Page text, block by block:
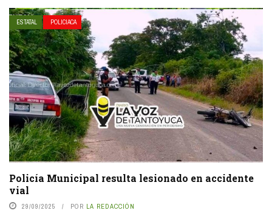
ESTATAL POLICIACA
Policía Municipal resulta lesionado en accidente
vial
29/09/2025 POR LA REDACCIÓN